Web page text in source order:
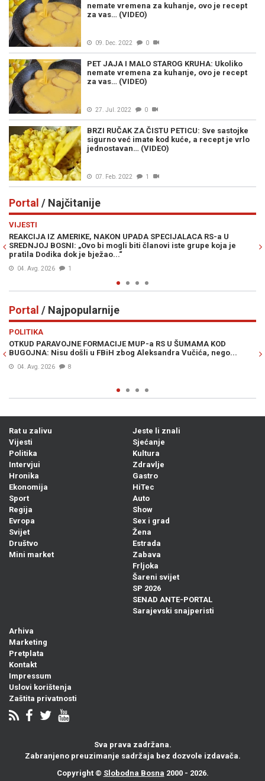
nemate vremena za kuhanje, ovo je recept
za vas… (VIDEO)
09. Dec. 2022 0
PET JAJA I MALO STAROG KRUHA: Ukoliko
nemate vremena za kuhanje, ovo je recept
za vas… (VIDEO)
27. Jul. 2022 0
BRZI RUČAK ZA ČISTU PETICU: Sve sastojke
sigurno već imate kod kuće, a recept je vrlo
jednostavan… (VIDEO)
07. Feb. 2022 1
Portal / Najčitanije
VIJESTI
REAKCIJA IZ AMERIKE, NAKON UPADA SPECIJALACA RS-a U
SREDNJOJ BOSNI: „Ovo bi mogli biti članovi iste grupe koja je
pratila Dodika dok je bježao...“
04. Avg. 2026 1
Portal / Najpopularnije
POLITIKA
OTKUD PARAVOJNE FORMACIJE MUP-a RS U ŠUMAMA KOD
BUGOJNA: Nisu došli u FBiH zbog Aleksandra Vučića, nego...
04. Avg. 2026 8
Rat u zalivu
Vijesti
Politika
Intervjui
Hronika
Ekonomija
Sport
Regija
Evropa
Svijet
Društvo
Mini market
Jeste li znali
Sjećanje
Kultura
Zdravlje
Gastro
HiTec
Auto
Show
Sex i grad
Žena
Estrada
Zabava
Frljoka
Šareni svijet
SP 2026
SENAD ANTE-PORTAL
Sarajevski snajperisti
Arhiva
Marketing
Pretplata
Kontakt
Impressum
Uslovi korištenja
Zaštita privatnosti
Sva prava zadržana.
Zabranjeno preuzimanje sadržaja bez dozvole izdavača.
Copyright © Slobodna Bosna 2000 - 2026.